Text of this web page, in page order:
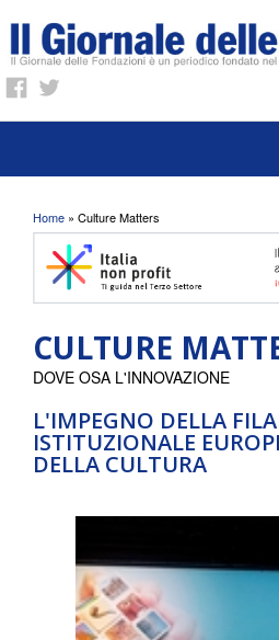
Tu sei qui
Home » Culture Matters
CULTURE
L'IMPEGNO DELLA
ISTITUZIONALE
DELLA CULTURA
DOVE OSA L'INNOVAZIONE